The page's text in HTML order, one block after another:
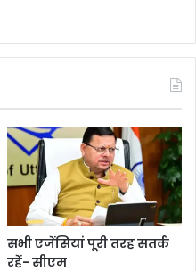
सभी एजेंसियां पूरी तरह सतर्क
रहें- सीएम